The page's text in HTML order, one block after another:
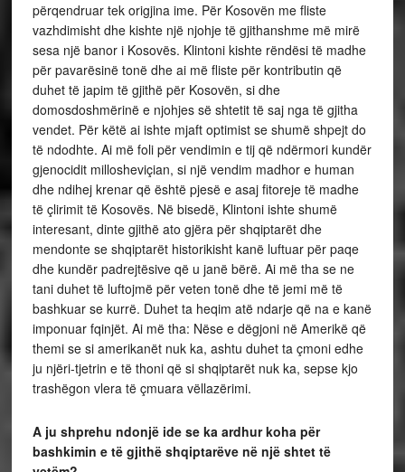
përqendruar tek origjina ime. Për Kosovën me fliste
vazhdimisht dhe kishte një njohje të gjithanshme më mirë
sesa një banor i Kosovës. Klintoni kishte rëndësi të madhe
për pavarësinë tonë dhe ai më fliste për kontributin që
duhet të japim të gjithë për Kosovën, si dhe
domosdoshmërinë e njohjes së shtetit të saj nga të gjitha
vendet. Për këtë ai ishte mjaft optimist se shumë shpejt do
të ndodhte. Ai më foli për vendimin e tij që ndërmori kundër
gjenocidit millosheviçian, si një vendim madhor e human
dhe ndihej krenar që është pjesë e asaj fitoreje të madhe
të çlirimit të Kosovës. Në bisedë, Klintoni ishte shumë
interesant, dinte gjithë ato gjëra për shqiptarët dhe
mendonte se shqiptarët historikisht kanë luftuar për paqe
dhe kundër padrejtësive që u janë bërë. Ai më tha se ne
tani duhet të luftojmë për veten tonë dhe të jemi më të
bashkuar se kurrë. Duhet ta heqim atë ndarje që na e kanë
imponuar fqinjët. Ai më tha: Nëse e dëgjoni në Amerikë që
themi se si amerikanët nuk ka, ashtu duhet ta çmoni edhe
ju njëri-tjetrin e të thoni që si shqiptarët nuk ka, sepse kjo
trashëgon vlera të çmuara vëllazërimi.
A ju shprehu ndonjë ide se ka ardhur koha për
bashkimin e të gjithë shqiptarëve në një shtet të